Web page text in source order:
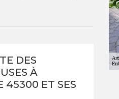
DES
À
45300 ET SES